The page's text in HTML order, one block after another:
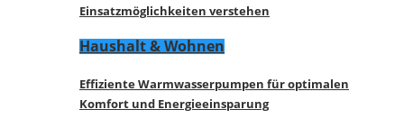
Einsatzmöglichkeiten verstehen
Haushalt & Wohnen
Effiziente Warmwasserpumpen für optimalen
Komfort und Energieeinsparung